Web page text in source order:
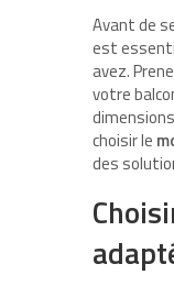
Avant de
est
avez.
votre
choisir le
des